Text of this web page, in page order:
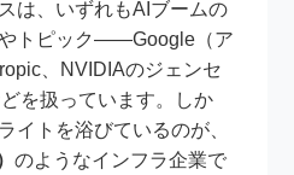
は、いずれもAIブームの
やトピック――Google（ア
、NVIDIAのジェンセ
を扱っています。しか
イトを浴びているのが、
のようなインフラ企業で